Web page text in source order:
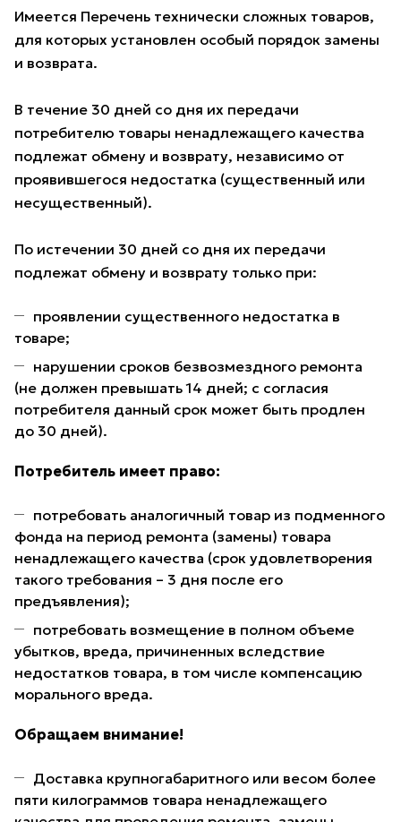
Имеется Перечень технически сложных товаров,
для которых установлен особый порядок замены
и возврата.
В течение 30 дней со дня их передачи
потребителю товары ненадлежащего качества
подлежат обмену и возврату, независимо от
проявившегося недостатка (существенный или
несущественный).
По истечении 30 дней со дня их передачи
подлежат обмену и возврату только при:
проявлении существенного недостатка в
товаре;
нарушении сроков безвозмездного ремонта
(не должен превышать 14 дней; с согласия
потребителя данный срок может быть продлен
до 30 дней).
Потребитель имеет право:
потребовать аналогичный товар из подменного
фонда на период ремонта (замены) товара
ненадлежащего качества (срок удовлетворения
такого требования – 3 дня после его
предъявления);
потребовать возмещение в полном объеме
убытков, вреда, причиненных вследствие
недостатков товара, в том числе компенсацию
морального вреда.
Обращаем внимание!
Доставка крупногабаритного или весом более
пяти килограммов товара ненадлежащего